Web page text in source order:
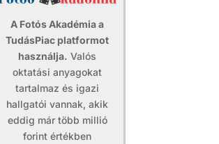
A Fotós Akadémia a
TudásPiac platformot
használja. Valós
oktatási anyagokat
tartalmaz és igazi
hallgatói vannak, akik
eddig már több millió
forint értékben